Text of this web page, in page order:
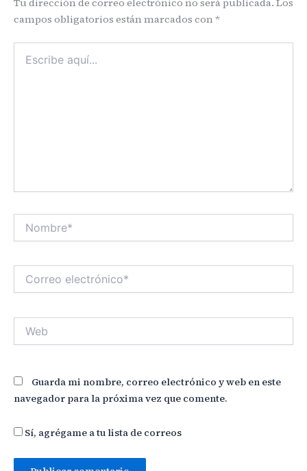
campos obligatorios están marcados con *
aquí...
Correo
electrónico*
Guarda mi nombre, correo electrónico y web en este
navegador para la próxima vez que comente.
Sí, agrégame a tu lista de correos